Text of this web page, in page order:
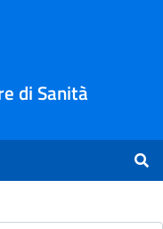
di Sanità
-